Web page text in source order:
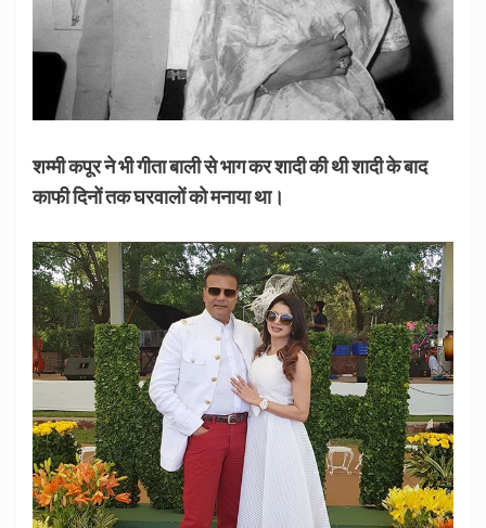
शम्मी कपूर ने भी गीता बाली से भाग कर शादी की थी शादी के बाद
काफी दिनों तक घरवालों को मनाया था।